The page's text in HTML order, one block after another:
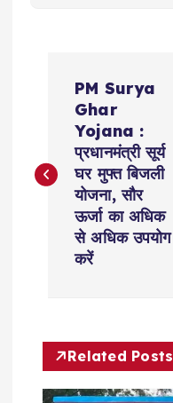
s
v
PM Surya
Ghar
Yojana :
प्रधानमंत्री सूर्य
घर मुफ्त बिजली
योजना, सौर
ऊर्जा का अधिक
से अधिक उपयोग
करें
Related Posts